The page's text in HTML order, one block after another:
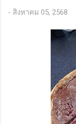
- สิงหาคม 05, 2568